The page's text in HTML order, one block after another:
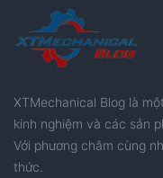
XTMechanical Blog là
kinh nghiệm và các sản
Với phương châm cùng
thức.